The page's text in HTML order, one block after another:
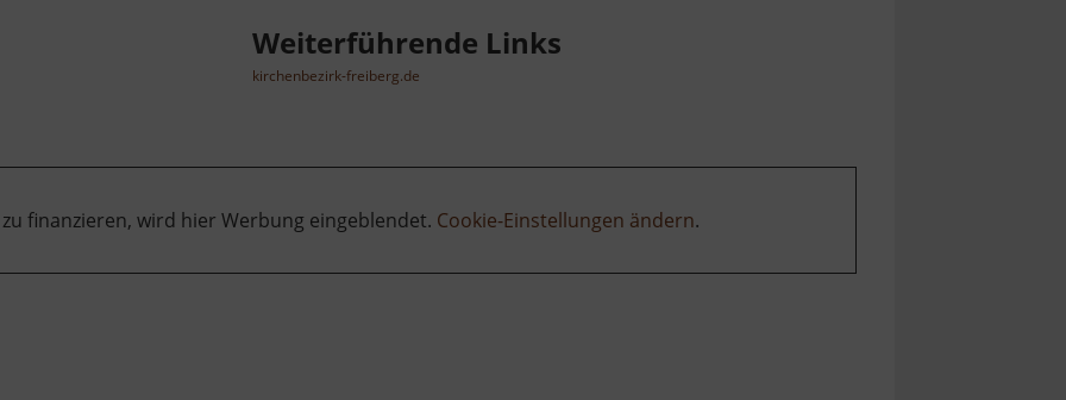
Weiterführende Links
kirchenbezirk-freiberg.de
finanzieren, wird hier Werbung eingeblendet. Cookie-Einstellungen ändern.